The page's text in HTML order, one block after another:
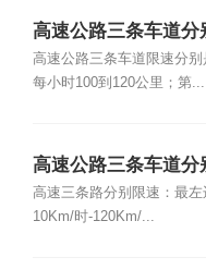
高速公路三条车道分
高速公路三条车道限速分
每小时100到120公里；第...
高速公路三条车道分
高速三条路分别限速：最
10Km/时-120Km/...